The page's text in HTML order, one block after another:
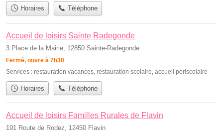
Horaires Téléphone
Accueil de loisirs Sainte Radegonde
3 Place de la Mairie, 12850 Sainte-Radegonde
Fermé, ouvre à 7h30
Services : restauration vacances restauration scolaire accueil périscolaire
Horaires Téléphone
Accueil de loisirs Familles Rurales de Flavin
191 Route de Rodez, 12450 Flavin